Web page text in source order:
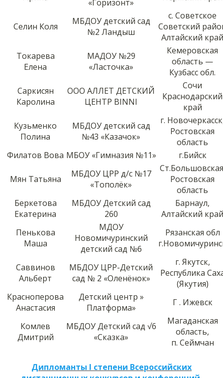
«Горизонт»
Селин Коля
МБДОУ детский сад
№2 Ландыш
с. Советское
Советский
Алтайский край
Токарева
Елена
МАДОУ №29
«Ласточка»
Кемеровская
область —
Кузбасс обл.
Саркисян
Каролина
ООО АЛЛЕТ ДЕТСКИЙ
ЦЕНТР BINNI
Сочи
Краснодарский
край
Кузьменко
Полина
МБДОУ детский сад
№43 «Казачок»
г.
Ростовская
область
Филатов Вова МБОУ «Гимназия №11» г.Бийск
Мян Татьяна
МБДОУ ЦРР д/с №17
«Тополёк»
Ростовская
область
Беркетова
Екатерина
МБДОУ Детский сад
260
Барнаул,
Алтайский край
Пенькова
Маша
МДОУ
Новомичуринский
детский сад №6
Рязанская обл
Саввинов
Альберт
МБДОУ ЦРР-Детский
сад № 2 «Оленёнок»
г. Якутск,
Республика
(Якутия)
Красноперова
Анастасия
Детский центр »
Платформа»
Г . Ижевск
Комлев
Дмитрий
МБДОУ Детский сад √6
«Сказка»
Магаданская
область,
п. Сеймчан
Дипломанты I степени Всероссийских